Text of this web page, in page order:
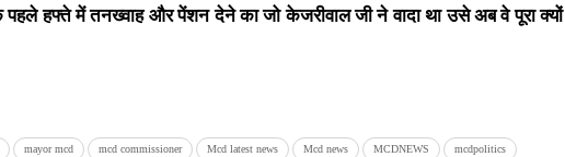
हफ्ते में तनख्वाह और पेंशन देने का जो केजरीवाल जी ने वादा था उसे अब वे पूरा क्यों
mayor mcd mcd commissioner Mcd latest news Mcd news MCDNEWS mcdpolitics